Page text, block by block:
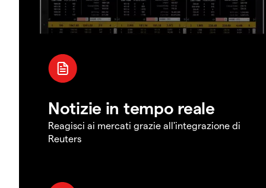
Notizie in tempo reale
Reagisci ai mercati grazie all'integrazione di
Reuters